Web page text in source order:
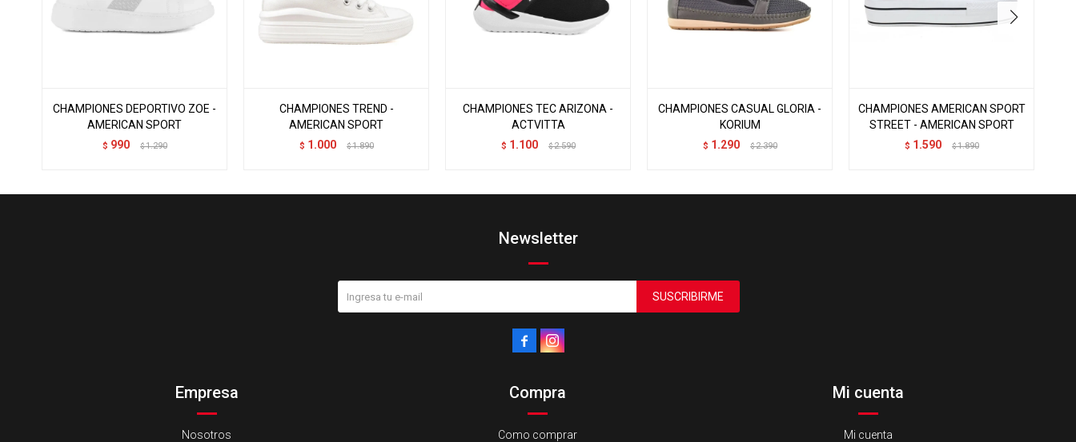
CHAMPIONES DEPORTIVO ZOE -
AMERICAN SPORT
$ 990 $ 1.290
CHAMPIONES TREND -
AMERICAN SPORT
$ 1.000 $ 1.890
CHAMPIONES TEC ARIZONA -
ACTVITTA
$ 1.100 $ 2.590
CHAMPIONES CASUAL GLORIA -
KORIUM
$ 1.290 $ 2.390
CHAMPIONES AMERICAN SPORT
STREET - AMERICAN SPORT
$ 1.590 $ 1.890
Empresa
Nosotros
Compra
Como comprar
Mi cuenta
Mi cuenta
Newsletter
SUSCRIBIRME
 